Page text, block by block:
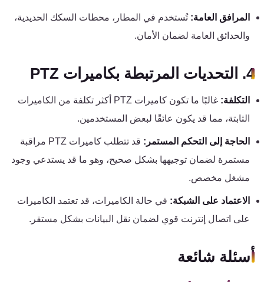
المرافق العامة:تُستخدم في المطار، محطات السكك الحديدية،
والحدائق العامة لضمان الأمان.
4. التحديات المرتبطة بكاميرات PTZ
التكلفة:
غالبًا ما تكون كاميرات PTZ أكثر تكلفة من الكاميرات
الثابتة، مما قد يكون عائقًا لبعض المستخدمين.
الحاجة إلى التحكم المستمر:
قد تتطلب كاميرات PTZ مراقبة
مستمرة لضمان توجيهها بشكل صحيح، وهو ما قد يستدعي وجود
مشغل مخصص.
الاعتماد على الشبكة:في حالة الكاميرات، قد تعتمد الكاميرات
على اتصال إنترنت قوي لضمان نقل البيانات بشكل مستقر.
أسئلة شائعة